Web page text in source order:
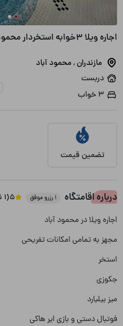
اجاره ویلا 3خوابه استخردار محمود آباد
مازندران,محمود آباد
دربست
3 خواب
تضمین قیمت
درباره اقامتگاه 1 رزرو موفق 5(1 نظر)
اجاره ویلا در محمود آباد
مجهز به تمامی امکانات تفریحی
استخر
جکوزی
میز بیلیارد
فوتبال دستی و بازی ایر هاکی